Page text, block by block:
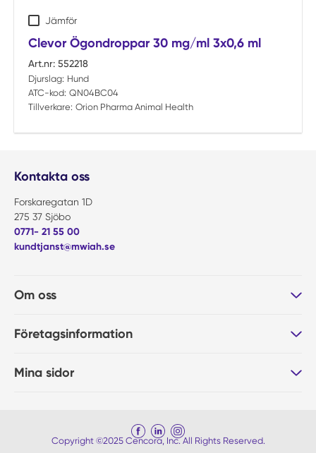
Jämför
Clevor Ögondroppar 30 mg/ml 3x0,6 ml
Art.nr: 552218
Djurslag: Hund
ATC-kod: QN04BC04
Tillverkare: Orion Pharma Animal Health
Kontakta oss
Forskaregatan 1D
275 37 Sjöbo
0771- 21 55 00
kundtjanst@mwiah.se
Om oss
Företagsinformation
Mina sidor
Copyright ©2025 Cencora, Inc. All Rights Reserved.